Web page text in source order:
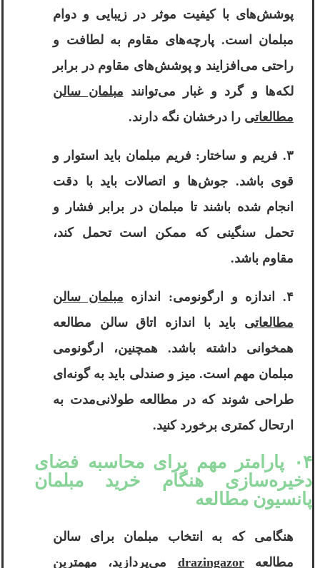
پوشش‌های با کیفیت موثر در زیبایی و دوام
مبلمان است. پارچه‌های مقاوم به لطافت و
راحتی می‌افزایند و پوشش‌های مقاوم در برابر
لکه‌ها و گرد و غبار می‌توانند مبلمان سالن
مطالعاتی را درخشان نگه دارند.
۳. فریم و ساختار: فریم مبلمان باید استوار و
قوی باشد. جوش‌ها و اتصالات باید با دقت
انجام شده باشند تا مبلمان در برابر فشار و
تحمل سنگینی که ممکن است تحمل کند،
مقاوم باشد.
۴. اندازه و ارگونومی: اندازه
مبلمان سالن
مطالعاتی باید با اندازه اتاق سالن مطالعه
همخوانی داشته باشد. همچنین، ارگونومی
مبلمان مهم است. میز و صندلی باید به گونه‌ای
طراحی شوند که در مطالعه طولانی‌مدت به
ارتحال کمتری برخورد کنید.
۰۴ پارامتر مهم برای محاسبه فضای
دخیره‌سازی هنگام خرید مبلمان
پانسیون مطالعه
هنگامی که به انتخاب مبلمان برای سالن
مطالعهdrazingazor می‌پردازید، مهمترین